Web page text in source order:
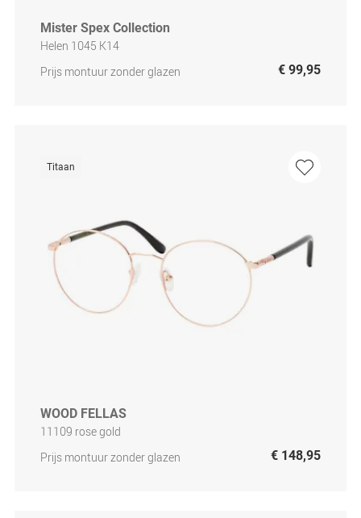
Mister Spex Collection
Helen 1045 K14
Prijs montuur zonder glazen
€ 99,95
Titaan
WOOD FELLAS
11109 rose gold
Prijs montuur zonder glazen
€ 148,95